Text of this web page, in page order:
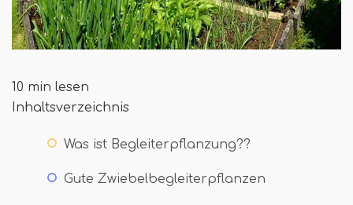
10 min lesen
Inhaltsverzeichnis
Was ist Begleiterpflanzung??
Gute Zwiebelbegleiterpflanzen